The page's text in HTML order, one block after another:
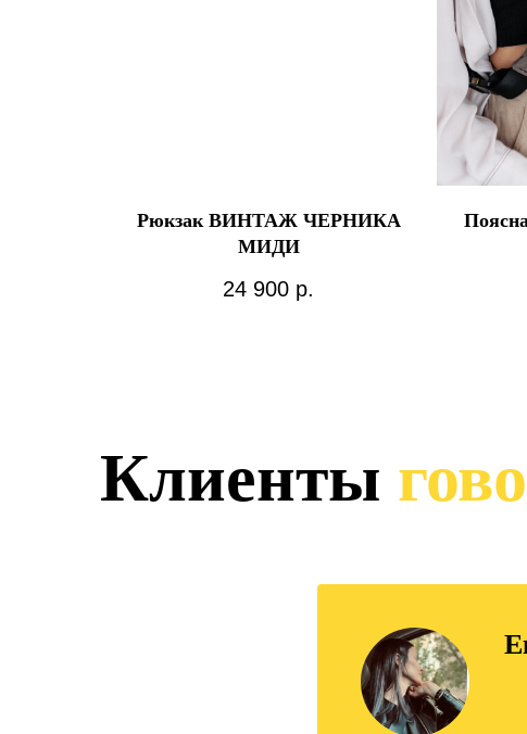
Рюкзак ВИНТАЖ ЧЕРНИКА
МИДИ
24 900 р.
Клиенты